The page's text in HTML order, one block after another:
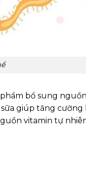
bổ sung nguồn
giúp tăng cường
vitamin tự